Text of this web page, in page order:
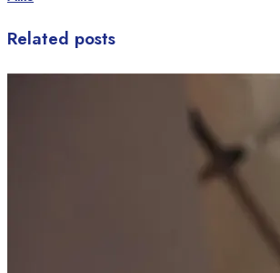
Related posts